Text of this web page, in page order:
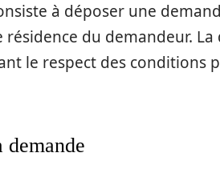
à déposer une
du demandeur.
le respect des conditions